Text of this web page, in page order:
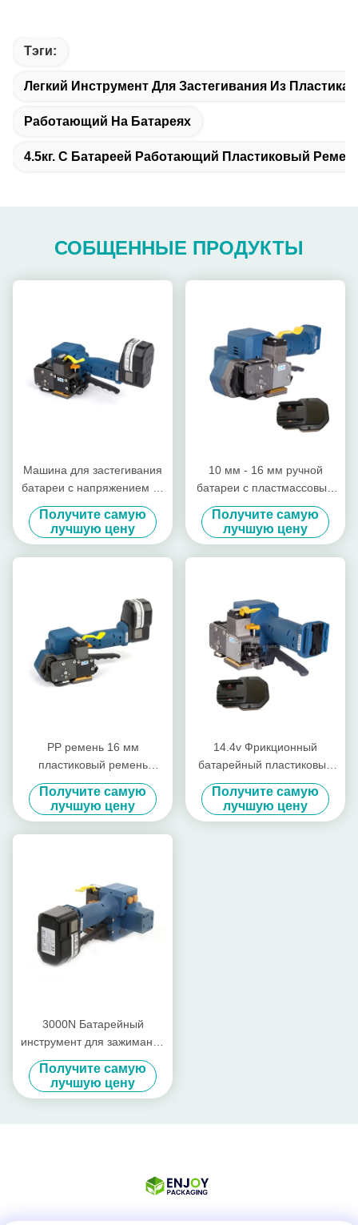
Тэги:
Легкий Инструмент Для Застегивания Из Пластика
Работающий На Батареях
4.5кг. С Батареей Работающий Пластиковый
СОБЩЕННЫЕ ПРОДУКТЫ
Машина для застегивания
батареи с напряжением из
ППТ 3000N
Получите самую
лучшую цену
10 мм - 16 мм ручной
батареи с пластмассовым
решетчатым инструментом
без уплотнения
беспроводный ручной
решетчатый решетчик для
Получите самую
лучшую цену
PP ремень 16 мм
пластиковый ремень
уплотнитель батарея
натягатель
перезаряжаемый Pp
ремень упаковочная
Получите самую
лучшую цену
14.4v Фрикционный
батарейный пластиковый
инструмент для
застегивания сварной
мощности Ручной
Получите самую
лучшую цену
3000N Батарейный
инструмент для зажимания
ленты, перезаряжаемый
инструмент для зажимания
ленты Pp, PET лента 13 мм
Получите самую
лучшую цену